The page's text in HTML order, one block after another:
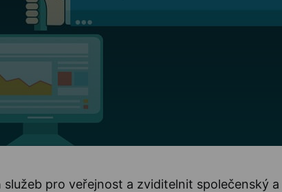
pro veřejnost a zviditelnit společenský a